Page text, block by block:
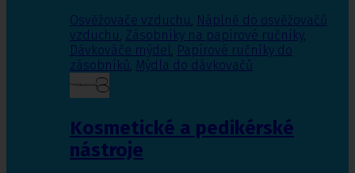
Osvěžovače vzduchu, Náplně do osvěžovačů
vzduchu, Zásobníky na papírové ručníky,
Dávkováče mýdel, Papírové ručníky do
zásobníků, Mýdla do dávkovačů
Kosmetické a pedikérské
nástroje